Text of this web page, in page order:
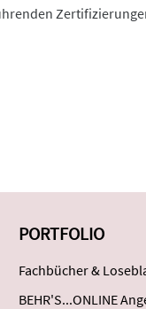
PORTFOLIO
Fachbücher &
BEHR'S...ONLINE